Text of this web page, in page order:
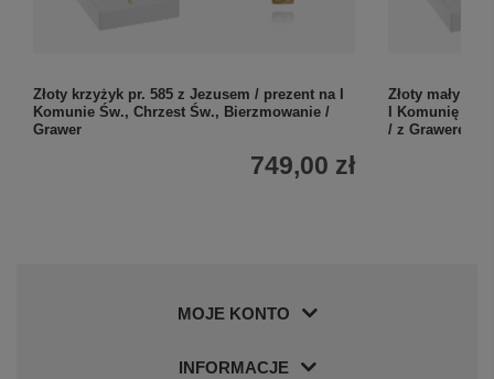
Złoty krzyżyk pr. 585 z Jezusem / prezent na I
Komunie Św., Chrzest Św., Bierzmowanie /
Grawer
749,00 zł
Złoty mały
I Komunię
/ z Grawerem i
MOJE KONTO
INFORMACJE